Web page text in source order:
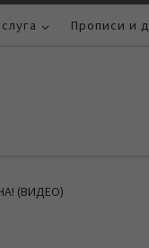
Прописи и
(ВИДЕО)